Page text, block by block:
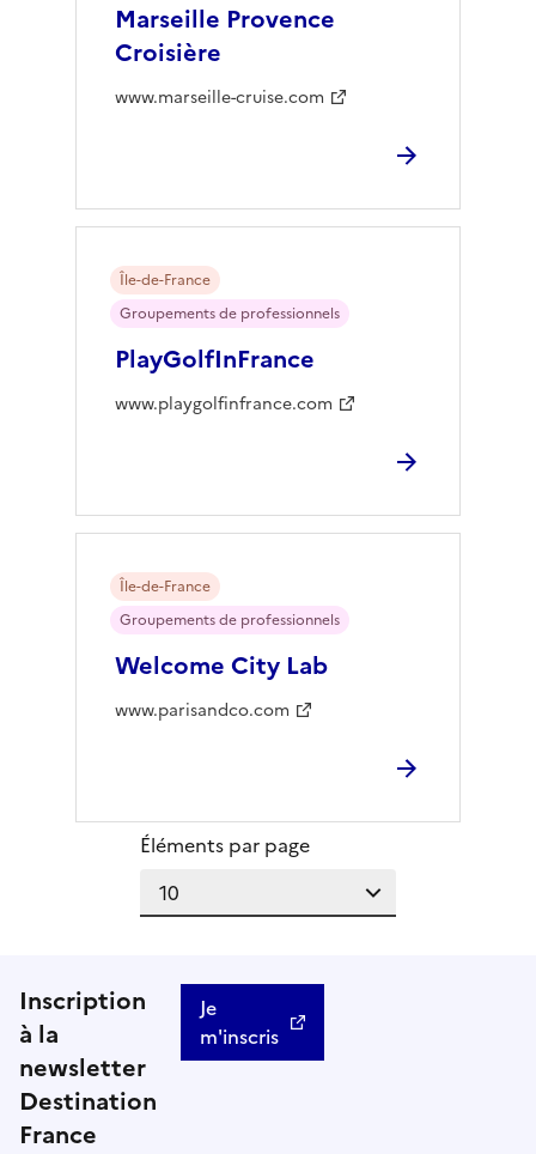
Marseille Provence
Croisière
www.marseille-cruise.com
Île-de-France
Groupements de professionnels
PlayGolfInFrance
www.playgolfinfrance.com
Île-de-France
Groupements de professionnels
Welcome City Lab
www.parisandco.com
Éléments par page
Inscription
à la
newsletter
Destination
France
Je
m'inscris